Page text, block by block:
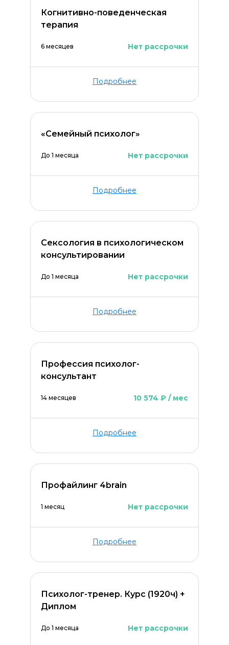
Когнитивно-поведенческая
терапия
6 месяцев Нет рассрочки
Подробнее
«Семейный психолог»
До 1 месяца Нет рассрочки
Подробнее
Сексология в психологическом
консультировании
До 1 месяца Нет рассрочки
Подробнее
Профессия психолог-
консультант
14 месяцев 10 574 ₽ / мес
Подробнее
Профайлинг 4brain
1 месяц Нет рассрочки
Подробнее
Психолог-тренер. Курс (1920ч) +
Диплом
До 1 месяца Нет рассрочки